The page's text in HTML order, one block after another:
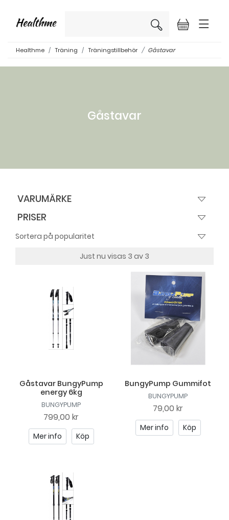
×
Healthme Träning Träningstillbehör Gåstavar
Gåstavar
VARUMÄRKE
PRISER
Just nu visas 3 av 3
Gåstavar BungyPump
energy 6kg
BUNGYPUMP
799,00 kr
Mer info Köp
BungyPump Gummifot
BUNGYPUMP
79,00 kr
Mer info Köp